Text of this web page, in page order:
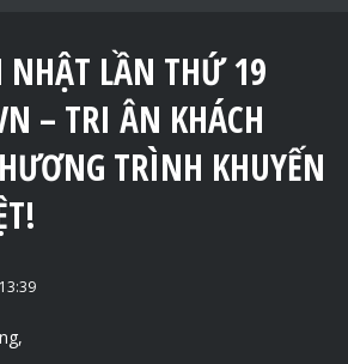
LẦN THỨ 19
– TRI ÂN KHÁCH
TRÌNH KHUYẾN